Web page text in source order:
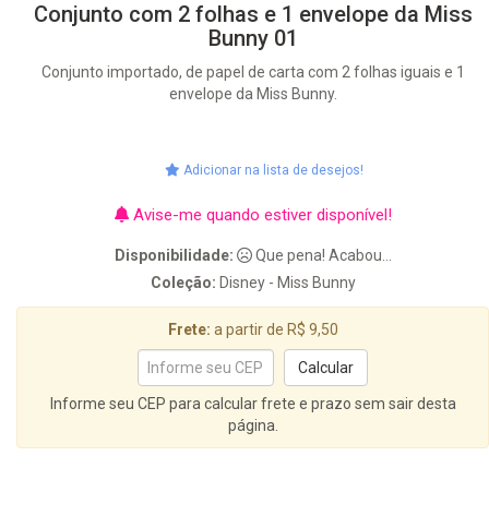
Conjunto com 2 folhas e 1 envelope da Miss
Bunny 01
Conjunto importado, de papel de carta com 2 folhas iguais e 1
envelope da Miss Bunny.
Adicionar na lista de desejos!
Avise-me quando estiver disponível!
Disponibilidade:
Que pena! Acabou...
Coleção: Disney - Miss Bunny
Frete: a partir de R$ 9,50
Informe seu CEP para calcular frete e prazo sem sair desta
página.